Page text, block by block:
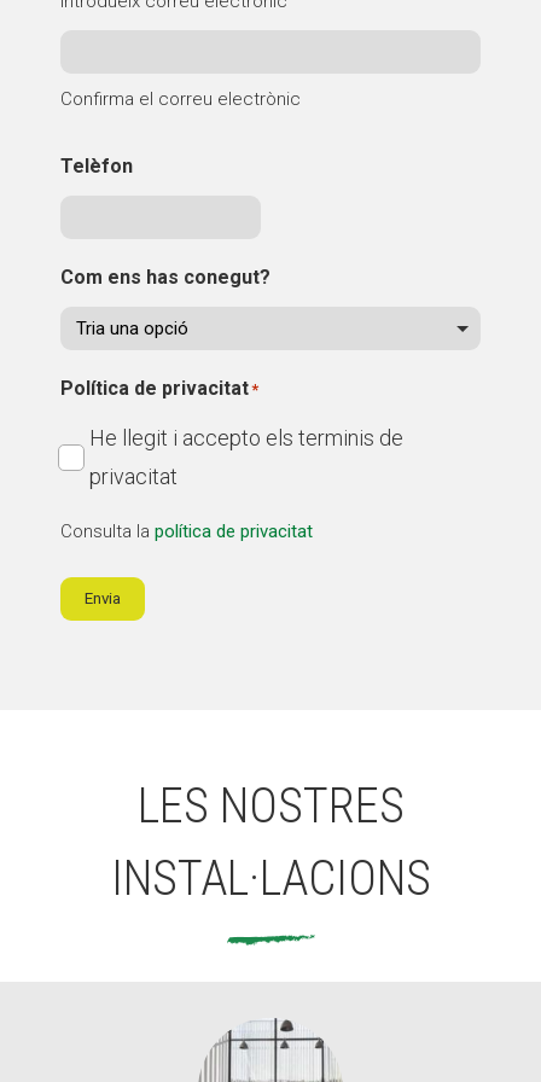
Confirma el correu electrònic
Telèfon
Com ens has conegut?
Política de privacitat*
He llegit i accepto els terminis de
privacitat
Consulta la política de privacitat
Envia
LES NOSTRES
INSTAL·LACIONS